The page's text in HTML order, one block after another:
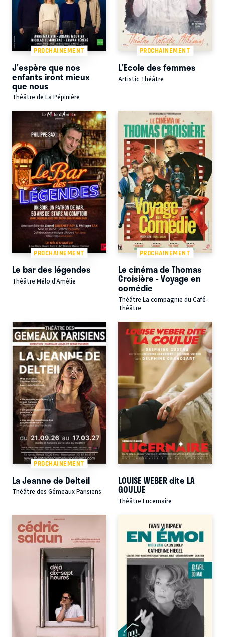
PROCHAINEMENT
J'espère que nos
enfants iront mieux
que nous
Théâtre de La Pépinière
PROCHAINEMENT
L'Ecole des femmes
Artistic Théâtre
PROCHAINEMENT
Le bar des légendes
Théâtre Mélo d'Amélie
PROCHAINEMENT
Le cinéma de Thomas
Croisière - Voyage en
comédie
Théâtre La compagnie du Café-
Théâtre
PROCHAINEMENT
La Jeanne de Delteil
Théâtre des Gémeaux Parisiens
LOUISE WEBER dite LA
GOULUE
Théâtre Lucernaire